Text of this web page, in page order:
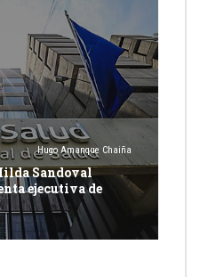
Hugo Amanque Chaiña
Sandoval
ejecutiva de